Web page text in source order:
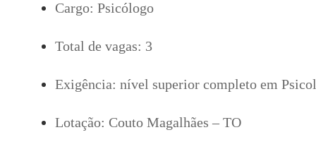
Cargo: Psicólogo
Total de vagas: 3
Exigência: nível superior completo em
Lotação: Couto Magalhães – TO